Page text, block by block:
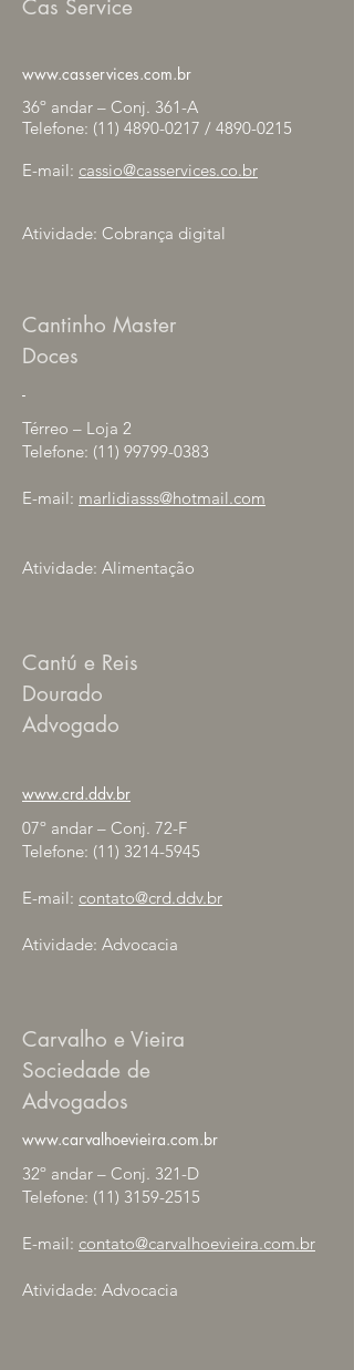
Cas Service
www.casservices.com.br
36º andar – Conj. 361-A
Telefone: (11) 4890-0217 / 4890-0215
E-mail: cassio@casservices.co.br
Atividade: Cobrança digital
Cantinho Master
Doces
-
Térreo – Loja 2
Telefone: (11) 99799-0383
E-mail: marlidiasss@hotmail.com
Atividade: Alimentação
Cantú e Reis
Dourado
Advogado
www.crd.ddv.br
07º andar – Conj. 72-F
Telefone: (11) 3214-5945
E-mail: contato@crd.ddv.br
Atividade: Advocacia
Carvalho e Vieira
Sociedade de
Advogados
www.carvalhoevieira.com.br
32º andar – Conj. 321-D
Telefone: (11) 3159-2515
E-mail: contato@carvalhoevieira.com.br
Atividade: Advocacia